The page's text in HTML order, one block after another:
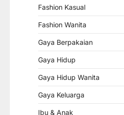
Fashion Kasual
Fashion Wanita
Gaya Berpakaian
Gaya Hidup
Gaya Hidup Wanita
Gaya Keluarga
Ibu & Anak